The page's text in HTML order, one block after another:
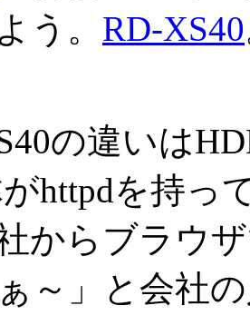
う。 RD-XS40
の違いは
httpdを持っ
からブラウ
～」と会社